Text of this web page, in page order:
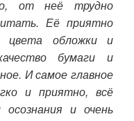
от неё трудно
Её приятно
цвета обложки и
бумаги и
И самое главное
и приятно, всё
и очень